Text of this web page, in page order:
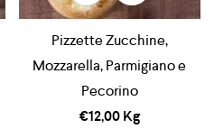
Pizzette Zucchine,
Mozzarella, Parmigiano e
Pecorino
€12,00Kg